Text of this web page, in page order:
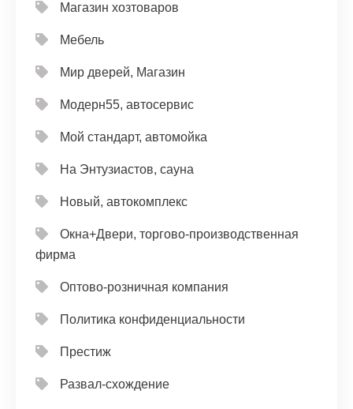
Магазин хозтоваров
Мебель
Мир дверей, Магазин
Модерн55, автосервис
Мой стандарт, автомойка
На Энтузиастов, сауна
Новый, автокомплекс
Окна+Двери, торгово-производственная
фирма
Оптово-розничная компания
Политика конфиденциальности
Престиж
Развал-схождение